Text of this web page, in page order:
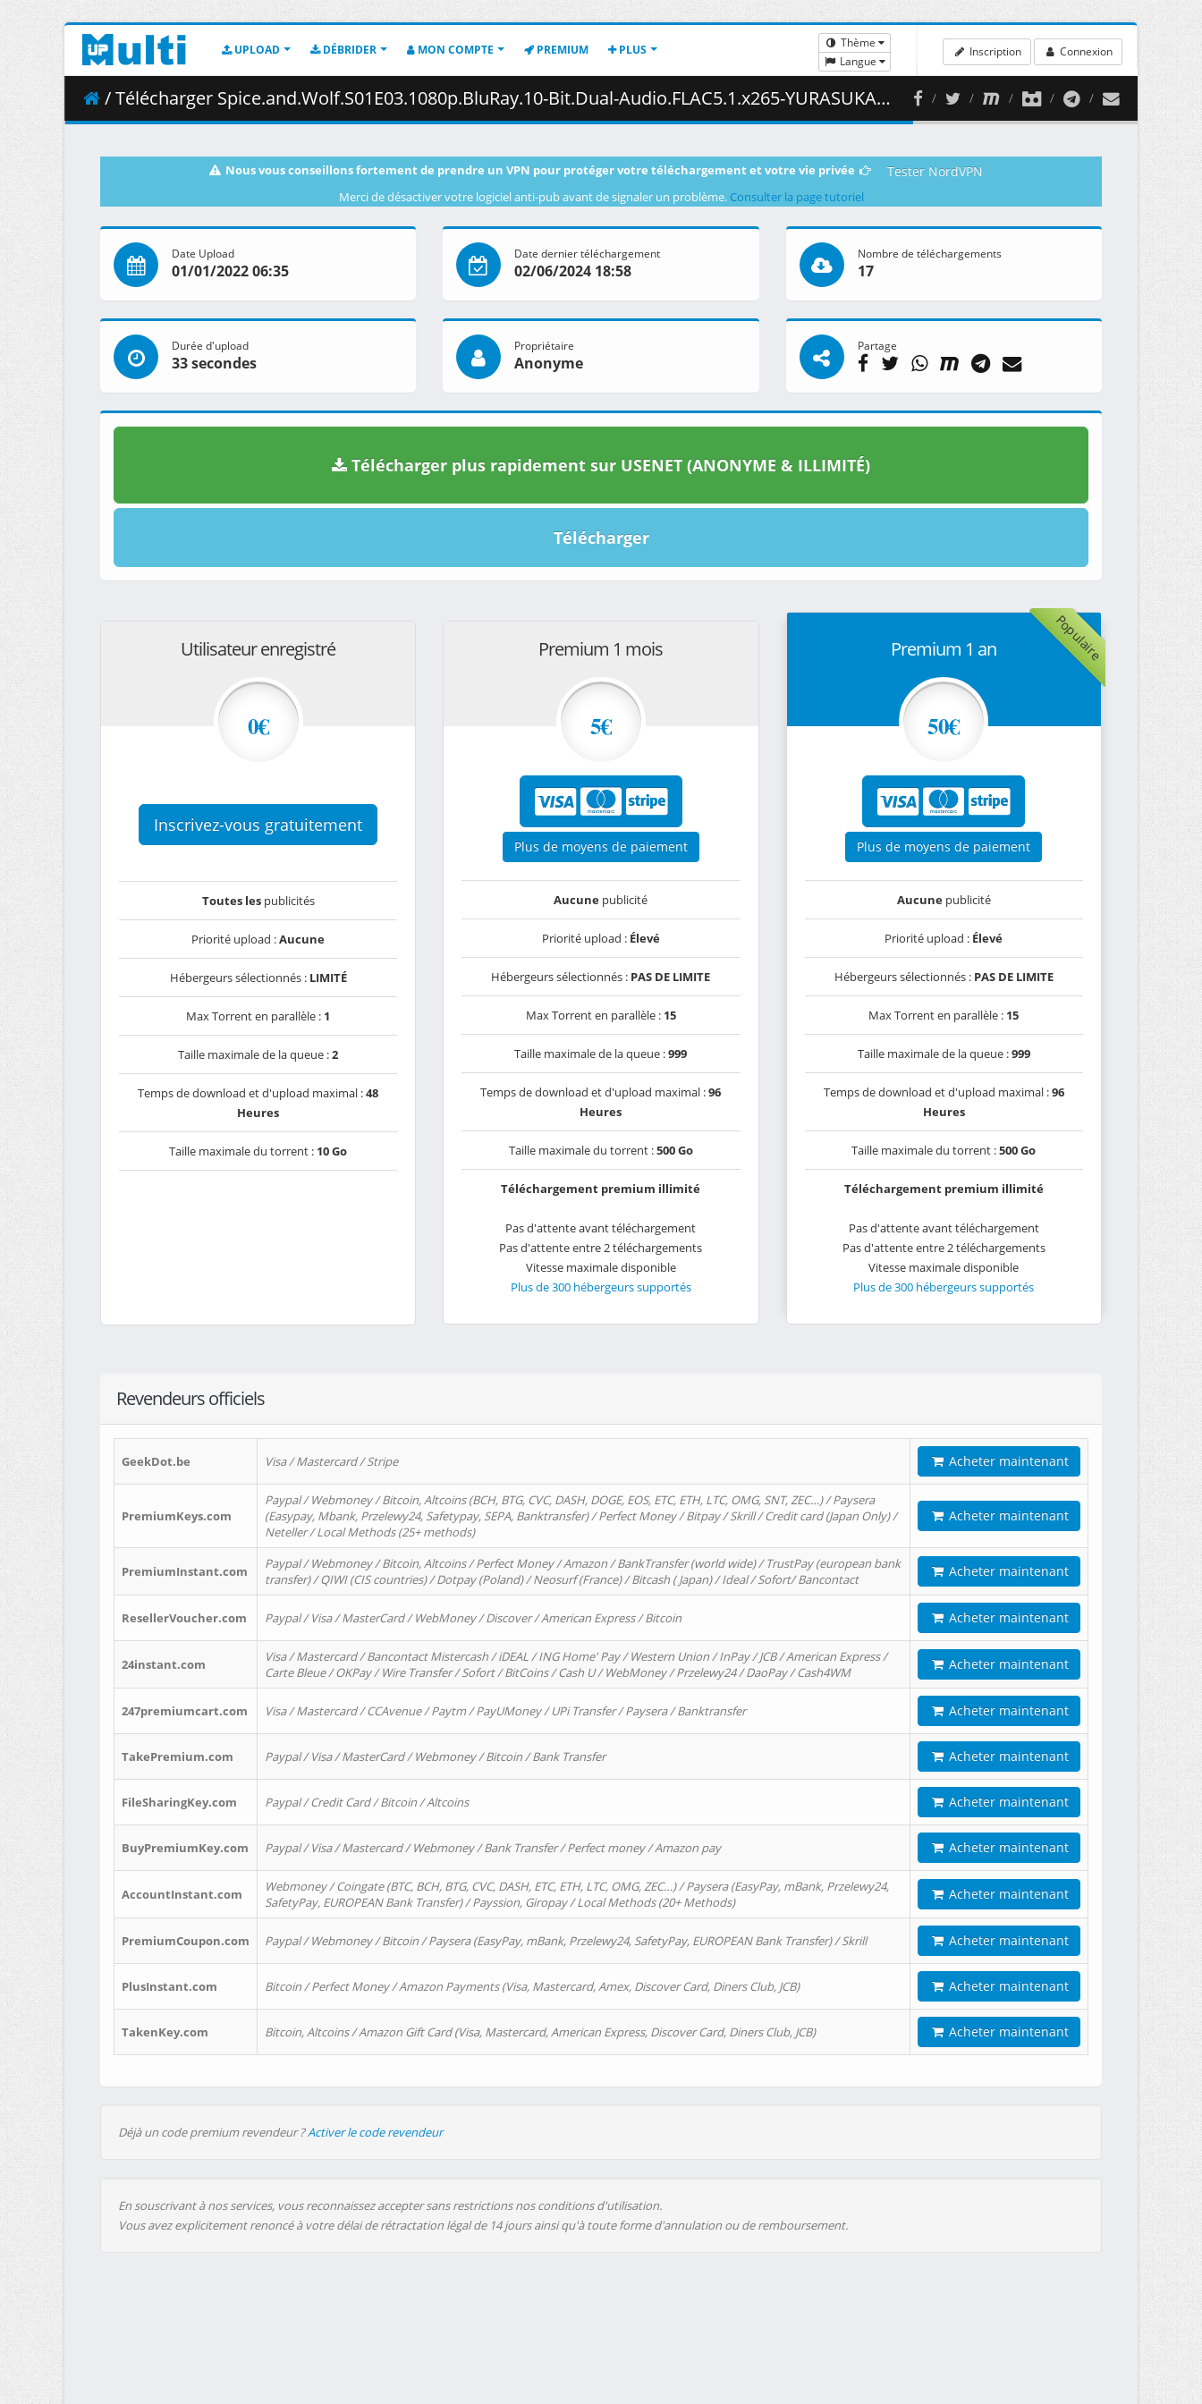
UPLOAD DÉBRIDER MON COMPTE PREMIUM PLUS
Thème
Langue
Inscription Connexion
/ Télécharger Spice.and.Wolf.S01E03.1080p.BluRay.10-Bit.Dual-Audio.FLAC5.1.x265-YURASUKA.mkv.001 ( 382.68 MB )
Nous vous conseillons fortement de prendre un VPN pour protéger votre téléchargement et votre vie privée Tester NordVPN
Merci de désactiver votre logiciel anti-pub avant de signaler un problème. Consulter la page tutoriel
Date Upload
01/01/2022 06:35
Date dernier téléchargement
02/06/2024 18:58
Nombre de téléchargements
17
Durée d'upload
33 secondes
Propriétaire
Anonyme
Partage
Télécharger plus rapidement sur USENET (ANONYME & ILLIMITÉ)
Télécharger
Utilisateur enregistré
0€
Inscrivez-vous gratuitement
Toutes lespublicités
Priorité upload :Aucune
Hébergeurs sélectionnés : LIMITÉ
Max Torrent en parallèle : 1
Taille maximale de la queue :2
Temps de download et d'upload maximal :48
Heures
Taille maximale du torrent : 10 Go
Premium 1 mois
5€
Plus de moyens de paiement
Aucune publicité
Priorité upload : Élevé
Hébergeurs sélectionnés : PAS DE LIMITE
Max Torrent en parallèle : 15
Taille maximale de la queue :999
Temps de download et d'upload maximal :96
Heures
Taille maximale du torrent :500 Go
Téléchargement premium illimité
Pas d'attente avant téléchargement
Pas d'attente entre 2 téléchargements
Vitesse maximale disponible
Plus de 300 hébergeurs supportés
Populaire
Premium 1 an
50€
Plus de moyens de paiement
Aucunepublicité
Priorité upload : Élevé
Hébergeurs sélectionnés : PAS DE LIMITE
Max Torrent en parallèle : 15
Taille maximale de la queue :999
Temps de download et d'upload maximal :96
Heures
Taille maximale du torrent :500 Go
Téléchargement premium illimité
Pas d'attente avant téléchargement
Pas d'attente entre 2 téléchargements
Vitesse maximale disponible
Plus de 300 hébergeurs supportés
Revendeurs officiels
GeekDot.be Visa / Mastercard / Stripe Acheter maintenant
PremiumKeys.com
Paypal / Webmoney / Bitcoin, Altcoins (BCH, BTG, CVC, DASH, DOGE, EOS, ETC, ETH, LTC, OMG, SNT, ZEC…) / Paysera
(Easypay, Mbank, Przelewy24, Safetypay, SEPA, Banktransfer) / Perfect Money / Bitpay / Skrill / Credit card (Japan Only) /
Neteller / Local Methods (25+ methods)
Acheter maintenant
PremiumInstant.com
Paypal / Webmoney / Bitcoin, Altcoins / Perfect Money / Amazon / BankTransfer (world wide) / TrustPay (european bank
transfer) / QIWI (CIS countries) / Dotpay (Poland) / Neosurf (France) / Bitcash ( Japan) / Ideal / Sofort/ Bancontact
Acheter maintenant
ResellerVoucher.com Paypal / Visa / MasterCard / WebMoney / Discover / American Express / Bitcoin Acheter maintenant
24instant.com
Visa / Mastercard / Bancontact Mistercash / iDEAL / ING Home' Pay / Western Union / InPay / JCB / American Express /
Carte Bleue / OKPay / Wire Transfer / Sofort / BitCoins / Cash U / WebMoney / Przelewy24 / DaoPay / Cash4WM
Acheter maintenant
247premiumcart.com Visa / Mastercard / CCAvenue / Paytm / PayUMoney / UPi Transfer / Paysera / Banktransfer Acheter maintenant
TakePremium.com Paypal / Visa / MasterCard / Webmoney / Bitcoin / Bank Transfer Acheter maintenant
FileSharingKey.com Paypal / Credit Card / Bitcoin / Altcoins Acheter maintenant
BuyPremiumKey.com Paypal / Visa / Mastercard / Webmoney / Bank Transfer / Perfect money / Amazon pay Acheter maintenant
AccountInstant.com
Webmoney / Coingate (BTC, BCH, BTG, CVC, DASH, ETC, ETH, LTC, OMG, ZEC…) / Paysera (EasyPay, mBank, Przelewy24,
SafetyPay, EUROPEAN Bank Transfer) / Payssion, Giropay / Local Methods (20+ Methods)
Acheter maintenant
PremiumCoupon.com Paypal / Webmoney / Bitcoin / Paysera (EasyPay, mBank, Przelewy24, SafetyPay, EUROPEAN Bank Transfer) / Skrill Acheter maintenant
PlusInstant.com Bitcoin / Perfect Money / Amazon Payments (Visa, Mastercard, Amex, Discover Card, Diners Club, JCB) Acheter maintenant
TakenKey.com Bitcoin, Altcoins / Amazon Gift Card (Visa, Mastercard, American Express, Discover Card, Diners Club, JCB) Acheter maintenant
Déjà un code premium revendeur ?Activer le code revendeur
En souscrivant à nos services, vous reconnaissez accepter sans restrictions nos conditions d'utilisation.
Vous avez explicitement renoncé à votre délai de rétractation légal de 14 jours ainsi qu'à toute forme d'annulation ou de remboursement.